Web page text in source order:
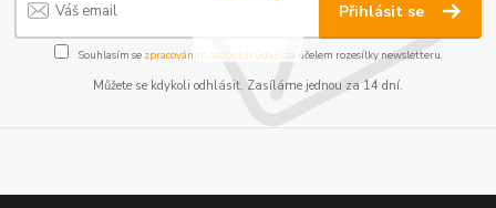
Přihlásit se
Souhlasím se zpracováním osobních údajůza účelem rozesílky newsletteru.
Můžete se kdykoli odhlásit. Zasíláme jednou za 14 dní.